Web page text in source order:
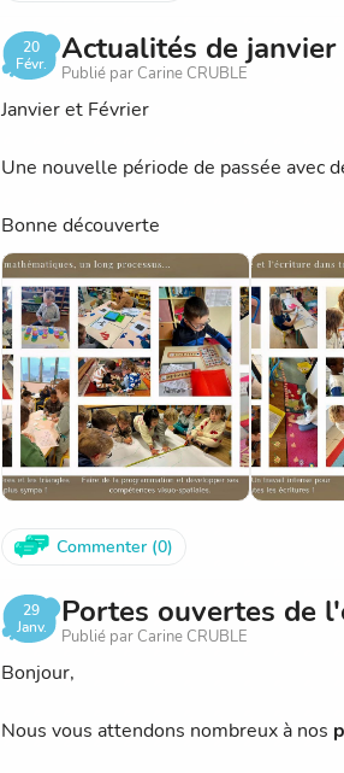
20
Févr.
Actualités de
Publié par Carine CRUBLE
Janvier et Février
Une nouvelle période de passée avec
Bonne découverte
Commenter (0)
29
Janv.
Portes ouvertes de
Publié par Carine CRUBLE
Bonjour,
Nous vous attendons nombreux à nos